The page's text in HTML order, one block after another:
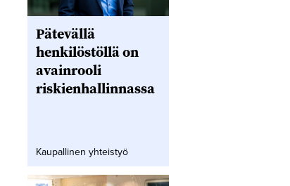
Pätevällä
henkilöstöllä on
avainrooli
riskienhallinnassa
Kaupallinen yhteistyö